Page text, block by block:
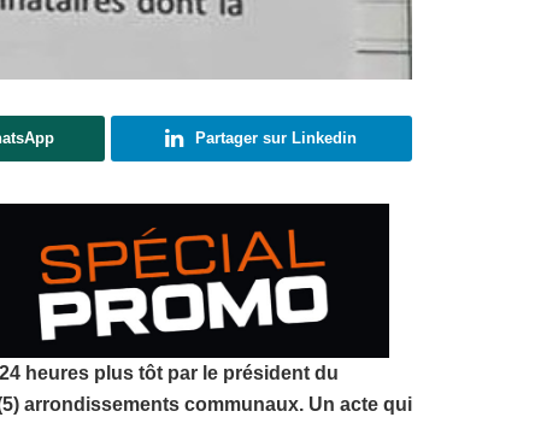
Partager sur Linkedin
heures plus tôt par le président du
arrondissements communaux. Un acte qui